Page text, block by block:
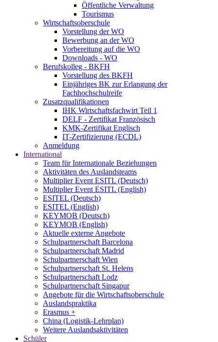
Öffentliche Verwaltung
Tourismus
Wirtschaftsoberschule
Vorstellung der WO
Bewerbung an der WO
Vorbereitung auf die WO
Downloads - WO
Berufskolleg - BKFH
Vorstellung des BKFH
Einjähriges BK zur Erlangung der
Fachhochschulreife
Zusatzqualifikationen
IHK Wirtschaftsfachwirt Teil 1
DELF - Zertifikat Französisch
KMK-Zertifikat Englisch
IT-Zertifizierung (ECDL)
Anmeldung
International
Team für Internationale Beziehungen
Aktivitäten des Auslandsteams
Multiplier Event ESITL (Deutsch)
Multiplier Event ESITL (English)
ESITEL (Deutsch)
ESITEL (English)
KEYMOB (Deutsch)
KEYMOB (English)
Aktuelle externe Angebote
Schulpartnerschaft Barcelona
Schulpartnerschaft Madrid
Schulpartnerschaft Wien
Schulpartnerschaft St. Helens
Schulpartnerschaft Lodz
Schulpartnerschaft Singapur
Angebote für die Wirtschaftsoberschule
Auslandspraktika
Erasmus +
China (Logistik-Lehrplan)
Weitere Auslandsaktivitäten
Schüler